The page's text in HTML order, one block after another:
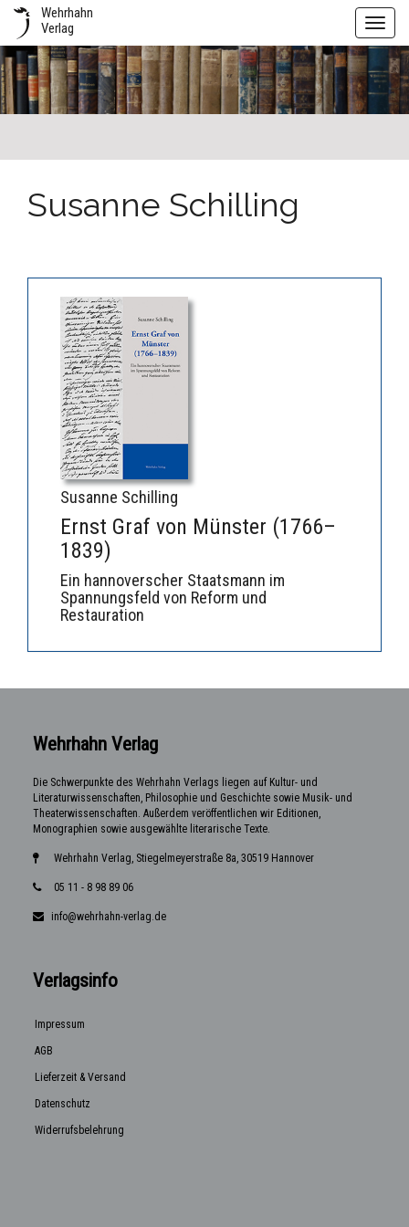
Wehrhahn
Verlag
Susanne Schilling
Susanne Schilling
Ernst Graf von Münster (1766–
1839)
Ein hannoverscher Staatsmann im
Spannungsfeld von Reform und
Restauration
Wehrhahn Verlag
Die Schwerpunkte des Wehrhahn Verlags liegen auf Kultur- und
Literaturwissenschaften, Philosophie und Geschichte sowie Musik- und
Theaterwissenschaften. Außerdem veröffentlichen wir Editionen,
Monographien sowie ausgewählte literarische Texte.
Wehrhahn Verlag, Stiegelmeyerstraße 8a, 30519 Hannover
05 11 - 8 98 89 06
info@wehrhahn-verlag.de
Verlagsinfo
Impressum
AGB
Lieferzeit & Versand
Datenschutz
Widerrufsbelehrung